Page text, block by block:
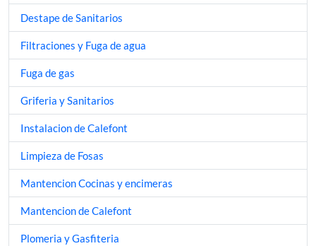
Destape de Sanitarios
Filtraciones y Fuga de agua
Fuga de gas
Griferia y Sanitarios
Instalacion de Calefont
Limpieza de Fosas
Mantencion Cocinas y encimeras
Mantencion de Calefont
Plomeria y Gasfiteria